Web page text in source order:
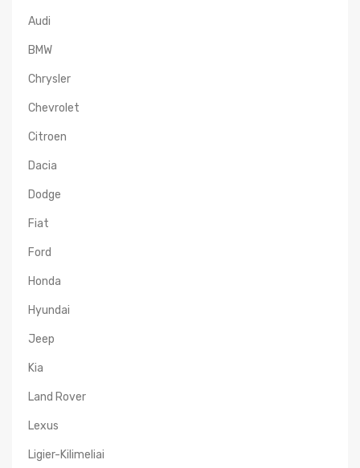
Audi
BMW
Chrysler
Chevrolet
Citroen
Dacia
Dodge
Fiat
Ford
Honda
Hyundai
Jeep
Kia
Land Rover
Lexus
Ligier-Kilimeliai